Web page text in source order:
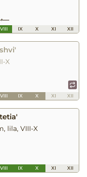
VIII IX X XI XII
X
VIII IX X XI XII
lila, VIII-X
VIII IX X XI XII